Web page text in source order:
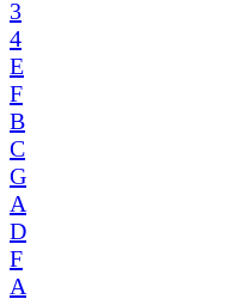
3
4
E
F
B
C
G
A
D
F
A